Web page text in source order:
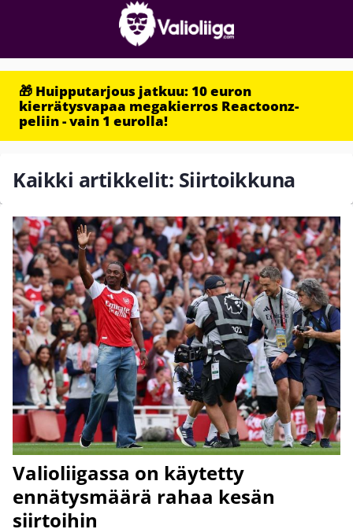
🎁 Huipputarjous jatkuu: 10 euron
kierrätysvapaa megakierros Reactoonz-
peliin - vain 1 eurolla!
Kaikki artikkelit: Siirtoikkuna
Valioliigassa on käytetty
ennätysmäärä rahaa kesän
siirtoihin